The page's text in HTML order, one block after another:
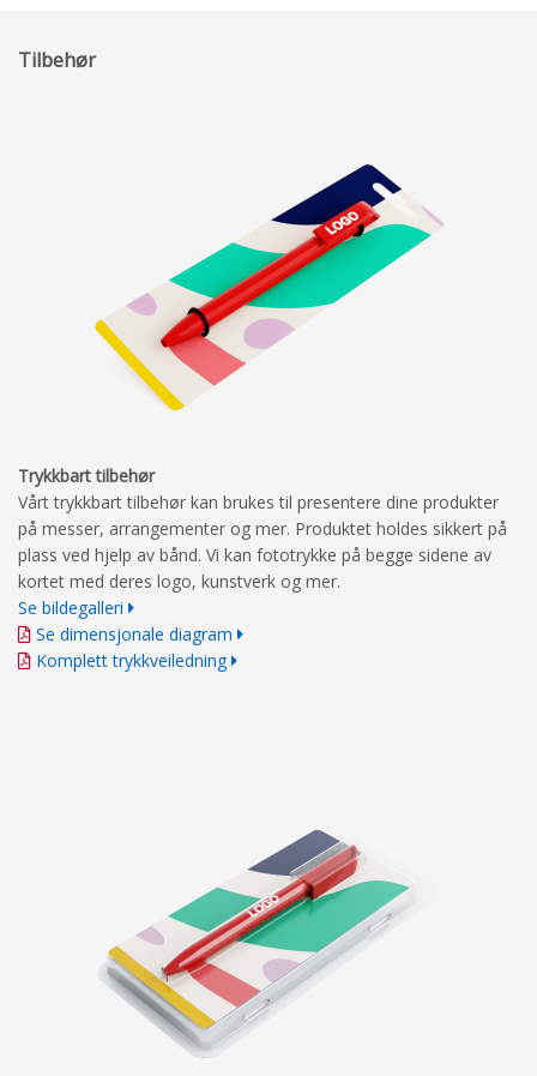
Tilbehør
Trykkbart tilbehør
Vårt trykkbart tilbehør kan brukes til presentere dine produkter
på messer, arrangementer og mer. Produktet holdes sikkert på
plass ved hjelp av bånd. Vi kan fototrykke på begge sidene av
kortet med deres logo, kunstverk og mer.
Se bildegalleri
Se dimensjonale diagram
Komplett trykkveiledning